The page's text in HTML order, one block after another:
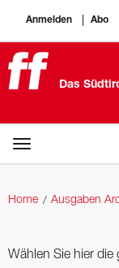
Anmelden Abo
Das
Home Ausgaben
Wählen Sie hier